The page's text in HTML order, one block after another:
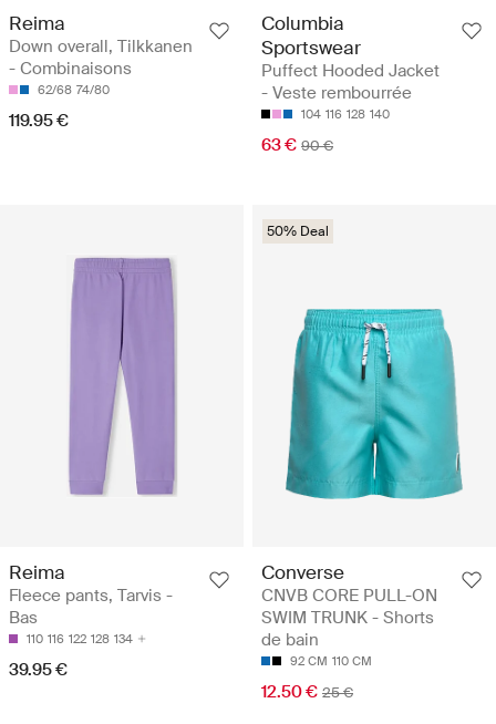
Reima
Down overall, Tilkkanen
- Combinaisons
62/68 74/80
119.95 €
Columbia
Sportswear
Puffect Hooded Jacket
- Veste rembourrée
104 116 128 140
63 € 90 €
Reima
Fleece pants, Tarvis -
Bas
110 116 122 128 134
39.95 €
50% Deal
Converse
CNVB CORE PULL-ON
SWIM TRUNK - Shorts
de bain
92 CM 110 CM
12.50 € 25 €